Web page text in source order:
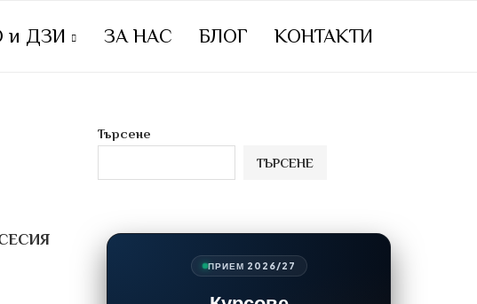
и ДЗИ ЗА НАС БЛОГ КОНТАКТИ
Търсене
ТЪРСЕНЕ
ПРИЕМ 2026/27